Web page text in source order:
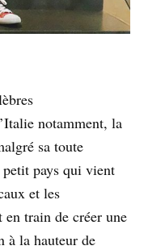
notamment, la
sa toute
pays qui vient
et les
en train de créer une
à la hauteur de